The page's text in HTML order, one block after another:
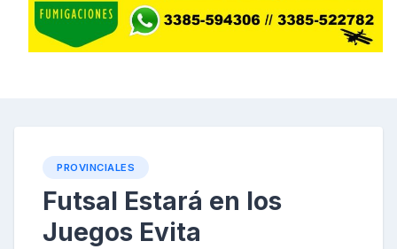
PROVINCIALES
Futsal Estará en los
Juegos Evita